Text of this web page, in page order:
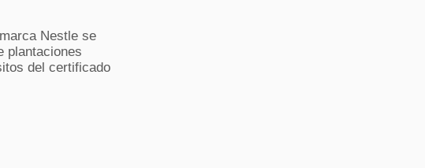
Nestle se
plantaciones
del certificado